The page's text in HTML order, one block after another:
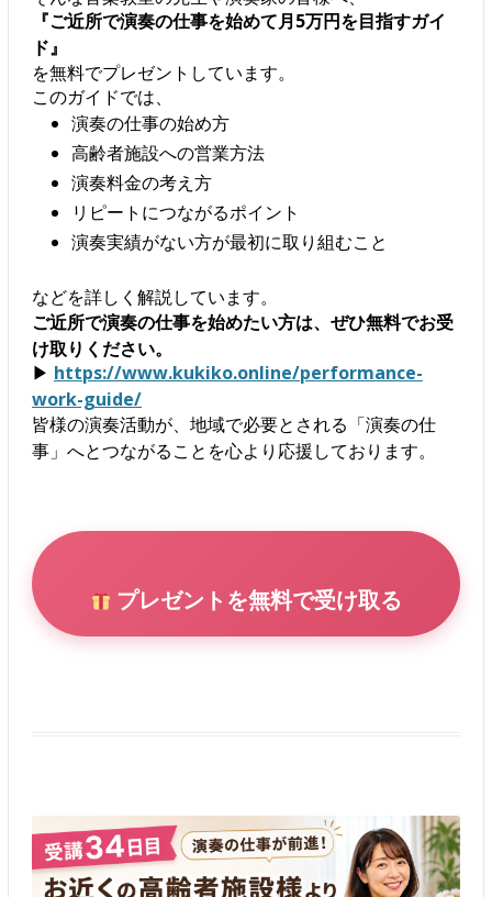
『ご近所で演奏の仕事を始めて月5万円を目指すガイ
ド』
を無料でプレゼントしています。
このガイドでは、
演奏の仕事の始め方
高齢者施設への営業方法
演奏料金の考え方
リピートにつながるポイント
演奏実績がない方が最初に取り組むこと
などを詳しく解説しています。
ご近所で演奏の仕事を始めたい方は、ぜひ無料でお受
け取りください。
▶ https://www.kukiko.online/performance-
work-guide/
皆様の演奏活動が、地域で必要とされる「演奏の仕
事」へとつながることを心より応援しております。
プレゼントを無料で受け取る